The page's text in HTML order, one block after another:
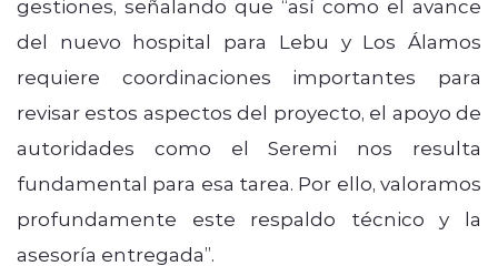
gestiones, señalando que “así como el avance
del nuevo hospital para Lebu y Los Álamos
requiere coordinaciones importantes para
revisar estos aspectos del proyecto, el apoyo de
autoridades como el Seremi nos resulta
fundamental para esa tarea. Por ello, valoramos
profundamente este respaldo técnico y la
asesoría entregada”.